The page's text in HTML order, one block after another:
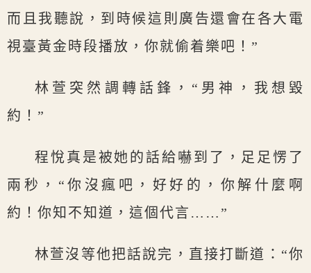
而且我聽說，到時候這則廣告還會在各大電
視臺黃金時段播放，你就偷着樂吧！”
林萱突然調轉話鋒，“男神，我想毀
約！”
程悅真是被她的話給嚇到了，足足愣了
兩秒，“你沒瘋吧，好好的，你解什麼啊
約！你知不知道，這個代言……”
林萱沒等他把話說完，直接打斷道：“你